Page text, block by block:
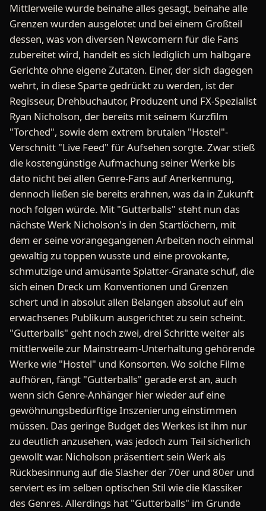
Mittlerweile wurde beinahe alles gesagt, beinahe alle
Grenzen wurden ausgelotet und bei einem Großteil
dessen, was von diversen Newcomern für die Fans
zubereitet wird, handelt es sich lediglich um halbgare
Gerichte ohne eigene Zutaten. Einer, der sich dagegen
wehrt, in diese Sparte gedrückt zu werden, ist der
Regisseur, Drehbuchautor, Produzent und FX-Spezialist
Ryan Nicholson, der bereits mit seinem Kurzfilm
"Torched", sowie dem extrem brutalen "Hostel"-
Verschnitt "Live Feed" für Aufsehen sorgte. Zwar stieß
die kostengünstige Aufmachung seiner Werke bis
dato nicht bei allen Genre-Fans auf Anerkennung,
dennoch ließen sie bereits erahnen, was da in Zukunft
noch folgen würde. Mit "Gutterballs" steht nun das
nächste Werk Nicholson's in den Startlöchern, mit
dem er seine vorangegangenen Arbeiten noch einmal
gewaltig zu toppen wusste und eine provokante,
schmutzige und amüsante Splatter-Granate schuf, die
sich einen Dreck um Konventionen und Grenzen
schert und in absolut allen Belangen absolut auf ein
erwachsenes Publikum ausgerichtet zu sein scheint.
"Gutterballs" geht noch zwei, drei Schritte weiter als
mittlerweile zur Mainstream-Unterhaltung gehörende
Werke wie "Hostel" und Konsorten. Wo solche Filme
aufhören, fängt "Gutterballs" gerade erst an, auch
wenn sich Genre-Anhänger hier wieder auf eine
gewöhnungsbedürftige Inszenierung einstimmen
müssen. Das geringe Budget des Werkes ist ihm nur
zu deutlich anzusehen, was jedoch zum Teil sicherlich
gewollt war. Nicholson präsentiert sein Werk als
Rückbesinnung auf die Slasher der 70er und 80er und
serviert es im selben optischen Stil wie die Klassiker
des Genres. Allerdings hat "Gutterballs" im Grunde